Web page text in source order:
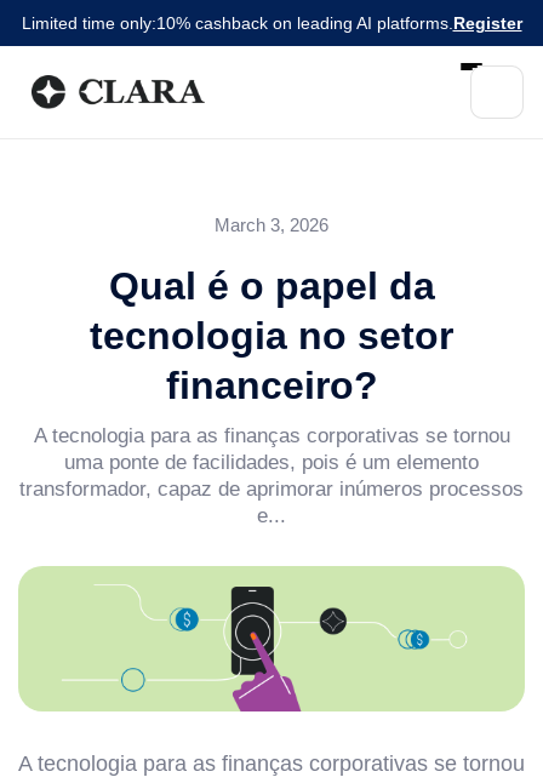
Limited time only:10% cashback on leading AI platforms. Register
March 3, 2026
Qual é o papel da
tecnologia no setor
financeiro?
A tecnologia para as finanças corporativas se tornou
uma ponte de facilidades, pois é um elemento
transformador, capaz de aprimorar inúmeros processos
e...
A tecnologia para as finanças corporativas se tornou